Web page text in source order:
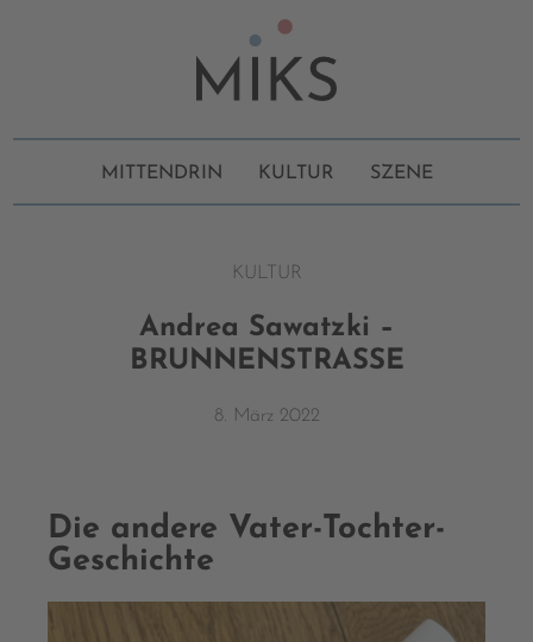
MITTENDRIN KULTUR SZENE
KULTUR
Andrea Sawatzki –
BRUNNENSTRASSE
8. März 2022
Die andere Vater-Tochter-
Geschichte